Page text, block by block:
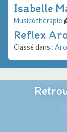
Isabelle
Musicothérapie
Reflex
Classé dans :